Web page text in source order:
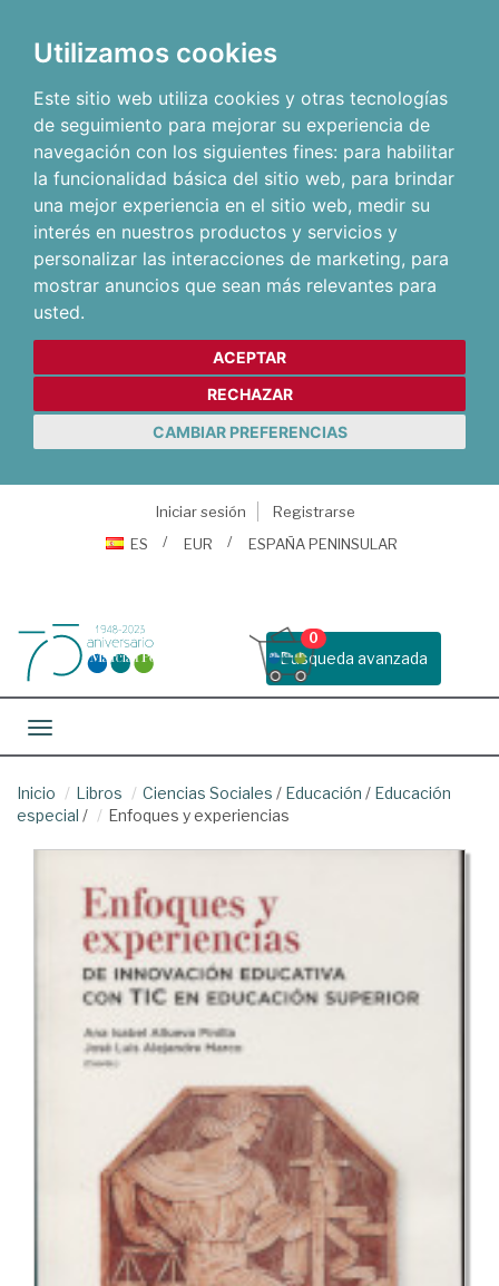
Utilizamos cookies
Este sitio web utiliza cookies y otras tecnologías
de seguimiento para mejorar su experiencia de
navegación con los siguientes fines: para habilitar
la funcionalidad básica del sitio web, para brindar
una mejor experiencia en el sitio web, medir su
interés en nuestros productos y servicios y
personalizar las interacciones de marketing, para
mostrar anuncios que sean más relevantes para
usted.
ACEPTAR
RECHAZAR
CAMBIAR PREFERENCIAS
Iniciar sesión
Registrarse
ES
EUR ESPAÑA PENINSULAR
Busqueda avanzada
0
Toggle navigation
Inicio Libros Ciencias Sociales / Educación / Educación
especial / Enfoques y experiencias